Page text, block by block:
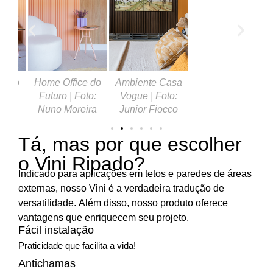
do
Home Office do
Futuro | Foto:
Nuno Moreira
Ambiente Casa
Vogue | Foto:
Junior Fiocco
Tá, mas por que escolher
o Vini Ripado?
Indicado para aplicações em tetos e paredes de áreas
externas, nosso Vini é a verdadeira tradução de
versatilidade. Além disso, nosso produto oferece
vantagens que enriquecem seu projeto.
Fácil instalação
Praticidade que facilita a vida!
Antichamas